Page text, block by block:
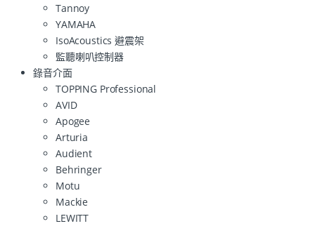
Tannoy
YAMAHA
IsoAcoustics 避震架
監聽喇叭控制器
錄音介面
TOPPING Professional
AVID
Apogee
Arturia
Audient
Behringer
Motu
Mackie
LEWITT